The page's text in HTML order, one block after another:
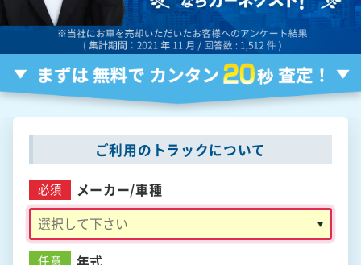
ご利用のトラックについて
必須 メーカー/車種
任意